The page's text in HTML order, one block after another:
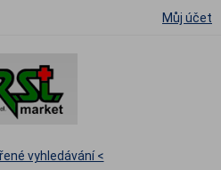
Můj účet
vyhledávání <